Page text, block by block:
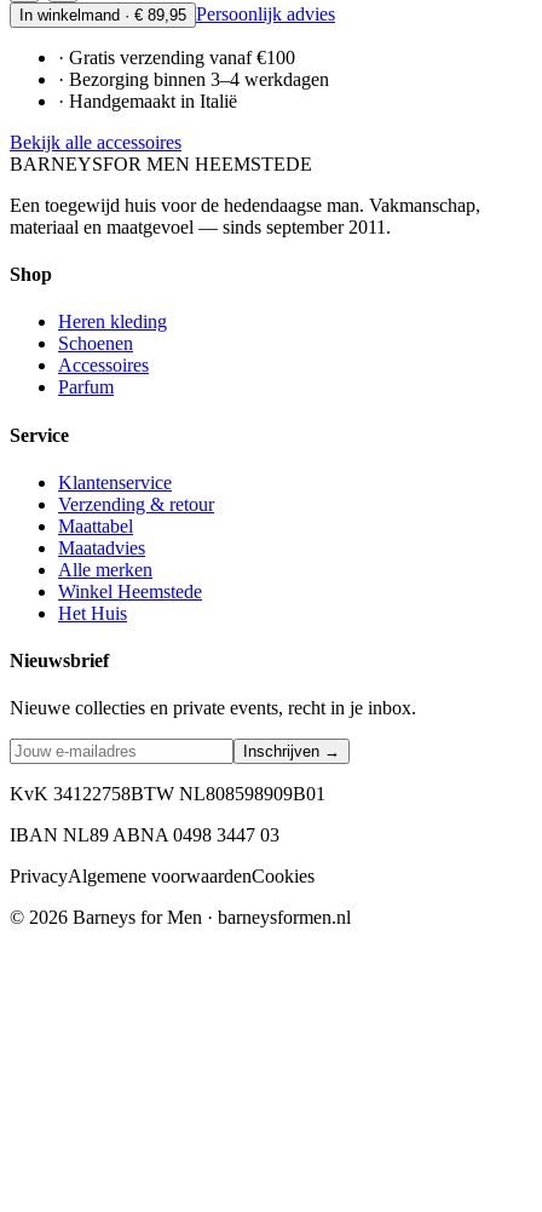
In winkelmand · € 89,95 Persoonlijk advies
· Gratis verzending vanaf €100
· Bezorging binnen 3–4 werkdagen
· Handgemaakt in Italië
Bekijk alle accessoires
BARNEYSFOR MEN HEEMSTEDE
Een toegewijd huis voor de hedendaagse man. Vakmanschap,
materiaal en maatgevoel — sinds september 2011.
Shop
Heren kleding
Schoenen
Accessoires
Parfum
Service
Klantenservice
Verzending & retour
Maattabel
Maatadvies
Alle merken
Winkel Heemstede
Het Huis
Nieuwsbrief
Nieuwe collecties en private events, recht in je inbox.
Inschrijven →
KvK 34122758BTW NL808598909B01
IBAN NL89 ABNA 0498 3447 03
PrivacyAlgemene voorwaardenCookies
© 2026 Barneys for Men · barneysformen.nl